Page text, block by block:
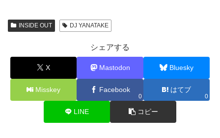
INSIDE OUT DJ YANATAKE
シェアする
X Mastodon Bluesky
Misskey Facebook
0
はてブ
0
LINE コピー